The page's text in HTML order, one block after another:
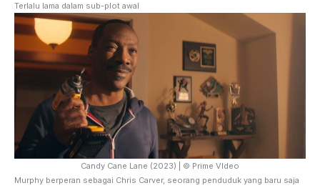
Terlalu lama dalam sub-plot awal
Candy Cane Lane (2023) | © Prime VIdeo
Murphy berperan sebagai Chris Carver, seorang penduduk yang baru saja